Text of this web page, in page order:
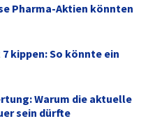
Pharma-Aktien könnten
kippen: So könnte ein
Warum die aktuelle
sein dürfte